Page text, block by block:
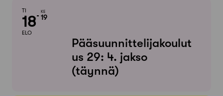
TI
18
ELO
KE
19
Pääsuunnittelijakoulut
us 29: 4. jakso
(täynnä)